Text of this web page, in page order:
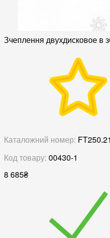
Зчеплення двухдисковое в
Каталожний номер:
Код товару: 00430-1
8 685₴